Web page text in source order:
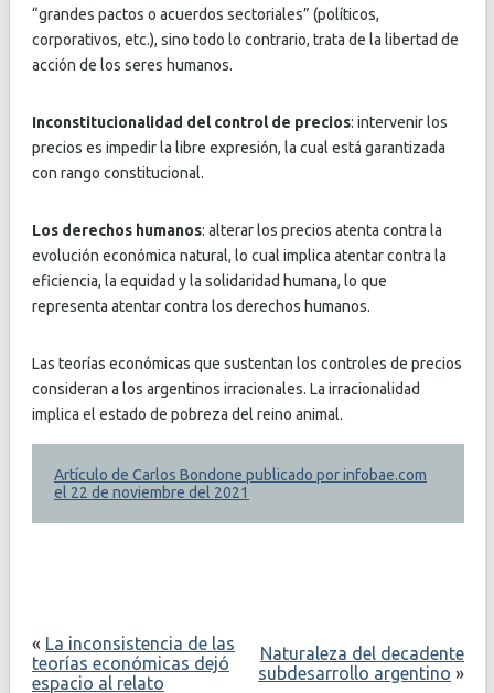
“grandes pactos o acuerdos sectoriales” (políticos,
corporativos, etc.), sino todo lo contrario, trata de la libertad de
acción de los seres humanos.
Inconstitucionalidad del control de precios: intervenir los
precios es impedir la libre expresión, la cual está garantizada
con rango constitucional.
Los derechos humanos: alterar los precios atenta contra la
evolución económica natural, lo cual implica atentar contra la
eficiencia, la equidad y la solidaridad humana, lo que
representa atentar contra los derechos humanos.
Las teorías económicas que sustentan los controles de precios
consideran a los argentinos irracionales. La irracionalidad
implica el estado de pobreza del reino animal.
Artículo de Carlos Bondone publicado por infobae.com
el 22 de noviembre del 2021
« La inconsistencia de las
teorías económicas dejó
espacio al relato
Naturaleza del decadente
subdesarrollo argentino »